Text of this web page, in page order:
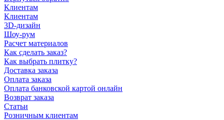
Клиентам
Клиентам
3D-дизайн
Шоу-рум
Расчет материалов
Как сделать заказ?
Как выбрать плитку?
Доставка заказа
Оплата заказа
Оплата банковской картой онлайн
Возврат заказа
Статьи
Розничным клиентам